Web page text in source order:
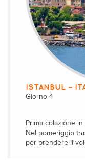
ISTANBUL –
Giorno 4
Prima colazione
Nel pomeriggio
per prendere il